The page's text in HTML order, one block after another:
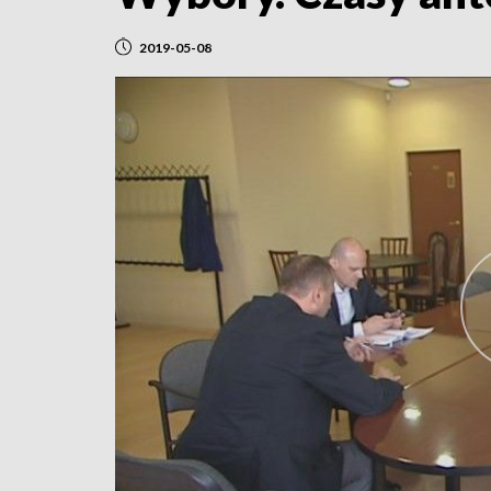
2019-05-08